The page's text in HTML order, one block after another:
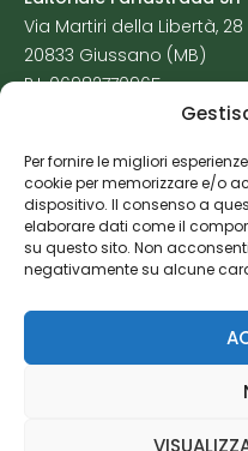
Per fornire le migliori
cookie per memorizzare e/o
dispositivo. Il consenso a
elaborare dati come il
su questo sito. Non
negativamente su alcune
Via Martiri della Libertà, 28
20833 Giussano (MB)
P.I. 06982770965
Cookie Policy
Risorse Aggiuntive